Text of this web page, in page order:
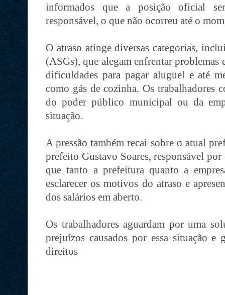
informados que a posição oficial
responsável, o que não ocorreu até o
O atraso atinge diversas categorias,
(ASGs), que alegam enfrentar problemas
dificuldades para pagar aluguel e até
como gás de cozinha. Os trabalhadores
do poder público municipal ou da
situação.
A pressão também recai sobre o atual
prefeito Gustavo Soares, responsável
que tanto a prefeitura quanto a
esclarecer os motivos do atraso e
dos salários em aberto.
Os trabalhadores aguardam por uma
prejuízos causados por essa situação
direitos